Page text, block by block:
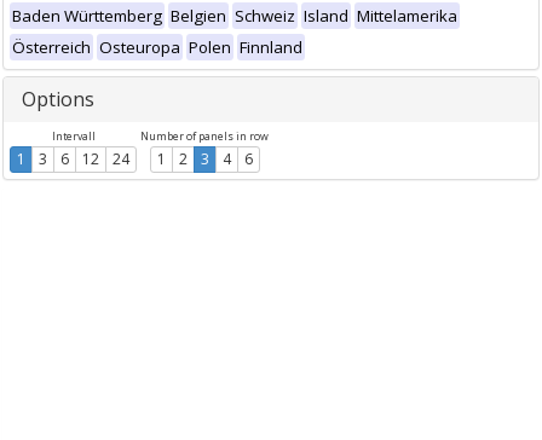
Baden Württemberg Belgien Schweiz Island Mittelamerika
Österreich Osteuropa Polen Finnland
Options
Intervall
1 3 6 12 24
Number of panels in row
1 2 3 4 6